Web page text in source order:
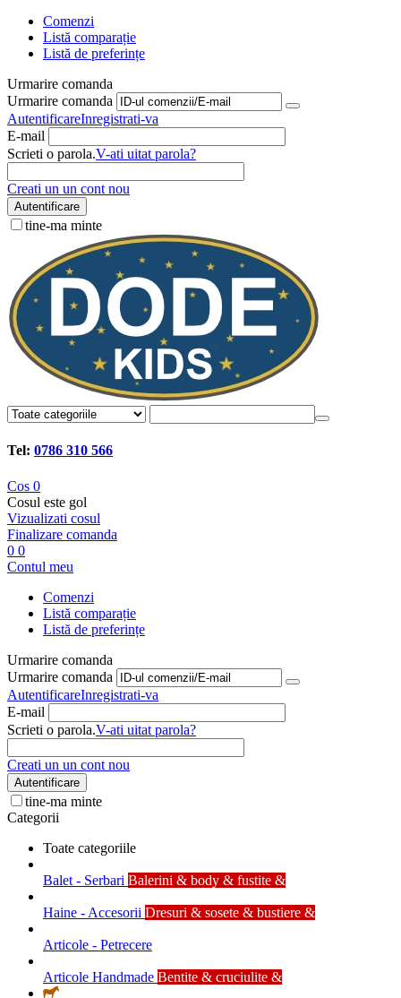
Comenzi
Listă comparație
Listă de preferințe
Urmarire comanda
Urmarire comanda
AutentificareInregistrati-va
E-mail
Scrieti o parola.V-ati uitat parola?
Creati un un cont nou
Autentificare
tine-ma minte
Tel: 0786 310 566
Cos 0
Cosul este gol
Vizualizati cosul
Finalizare comanda
0 0
Contul meu
Comenzi
Listă comparație
Listă de preferințe
Urmarire comanda
Urmarire comanda
AutentificareInregistrati-va
E-mail
Scrieti o parola.V-ati uitat parola?
Creati un un cont nou
Autentificare
tine-ma minte
Categorii
Toate categoriile
Balet - Serbari Balerini & body & fustite &
Haine - Accesorii Dresuri & sosete & bustiere &
Articole - Petrecere
Articole Handmade Bentite & cruciulite &